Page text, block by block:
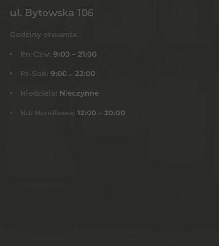
ul. Bytowska 106
Godziny otwarcia
Pn-Czw: 9:00 – 21:00
Pt-Sob: 9:00 – 22:00
Niedziela: Nieczynne
Nd. Handlowa: 12:00 – 20:00